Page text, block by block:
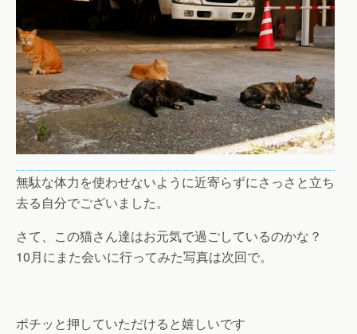
無駄な体力を使わせないように近寄らずにさっさと立ち
去る自分でございました。
さて、この猫さん達はお元気で過ごしているのかな？
10月にまた会いに行ってみた写真は次回で。
ポチッと押していただけると嬉しいです